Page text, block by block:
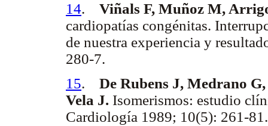
14. Viñals F, Muñoz M,
cardiopatías congénitas.
de nuestra experiencia y
280-7.
15. De Rubens J, Medrano
Vela J. Isomerismos: estudio
Cardiología 1989; 10(5): 261-81.